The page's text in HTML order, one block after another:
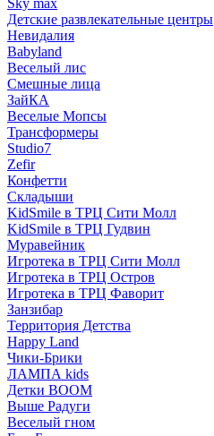
Sky max
Детские развлекательные центры
Невидалия
Babyland
Веселый лис
Смешные лица
ЗайКА
Веселые Мопсы
Трансформеры
Studio7
Zefir
Конфетти
Складыши
KidSmile в ТРЦ Сити Молл
KidSmile в ТРЦ Гудвин
Муравейник
Игротека в ТРЦ Сити Молл
Игротека в ТРЦ Остров
Игротека в ТРЦ Фаворит
Занзибар
Территория Детства
Happy Land
Чики-Брики
ЛАМПА kids
Детки BOOM
Выше Радуги
Веселый гном